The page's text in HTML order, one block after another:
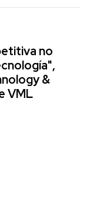
no
&
VML